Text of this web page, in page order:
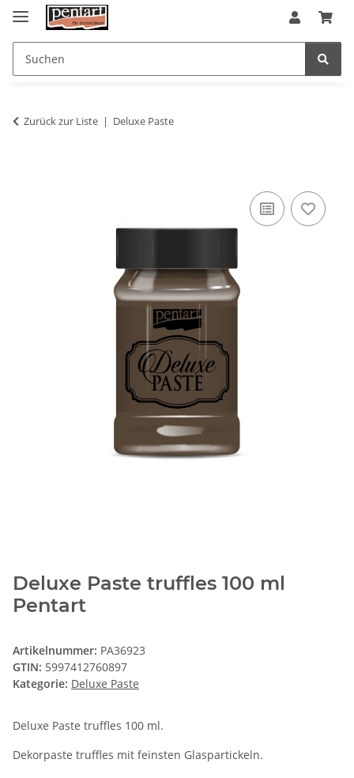
Zurück zur Liste Deluxe Paste
Deluxe Paste truffles 100 ml
Pentart
Artikelnummer: PA36923
GTIN: 5997412760897
Kategorie: Deluxe Paste
Deluxe Paste truffles 100 ml.
Dekorpaste truffles mit feinsten Glaspartickeln.